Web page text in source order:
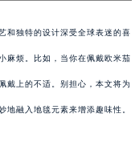
和独特的设计深受全球表迷的喜
麻烦。比如，当你在佩戴欧米茄
戴上的不适。别担心，本文将为
地融入地毯元素来增添趣味性。